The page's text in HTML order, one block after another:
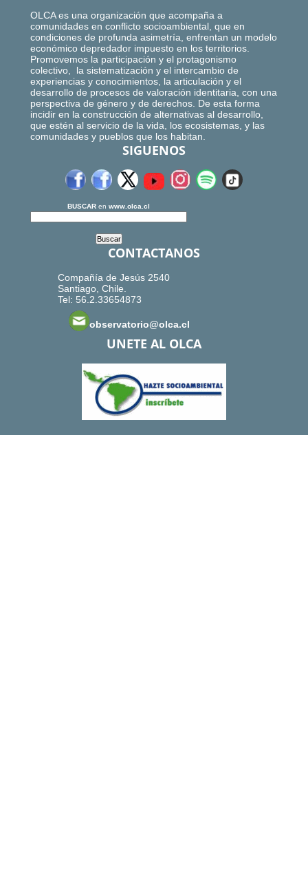
OLCA es una organización que acompaña a
comunidades en conflicto socioambiental, que en
condiciones de profunda asimetría, enfrentan un modelo
económico depredador impuesto en los territorios.
Promovemos la participación y el protagonismo
colectivo, la sistematización y el intercambio de
experiencias y conocimientos, la articulación y el
desarrollo de procesos de valoración identitaria, con una
perspectiva de género y de derechos. De esta forma
incidir en la construcción de alternativas al desarrollo,
que estén al servicio de la vida, los ecosistemas, y las
comunidades y pueblos que los habitan.
SIGUENOS
BUSCAR en www.olca.cl
CONTACTANOS
Compañía de Jesús 2540
Santiago, Chile.
Tel: 56.2.33654873
observatorio@olca.cl
UNETE AL OLCA